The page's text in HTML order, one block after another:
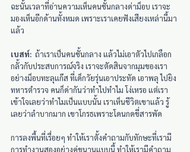
ฉะนั้นเวลาที่อ่านความเห็นคนชั้นกลางด่าม็อบ เราจะ
มองเห็นอีกด้านทั้งหมด เพราะเราเคยฟังเสียงเหล่านี้มา
แล้ว
เบสท์: ถ้าเราเป็นคนชั้นกลาง แล้วไม่เอาตัวไปเกลือก
กลั้วกับประสบการณ์จริง เราจะตัดสินจากมุมของเรา
อย่างม็อบทะลุแก๊ส ที่เด็กวัยรุ่นเอาประทัด เอาพลุ ไปยิง
ทหารตำรวจ คนก็ด่ากันว่าทำไปทำไม โง่เหรอ แต่เรา
เข้าใจเลยว่าทำไมเป็นแบบนั้น เราเห็นชีวิตเขาแล้ว รู้
เลยว่าลำบากมาก เขาโกรธเพราะโดนกดขี่สารพัด
การลงพื้นที่เรื่อยๆ ทำให้เราตั้งคำถามกับทักษะที่เรามี
การทำงานสองอย่างคู่ขนานแบบนี้ ทำให้เรามีคำถาม